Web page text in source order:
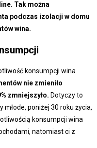
Tak można
podczas izolacji w domu
wina.
konsumpcji wina
nie zmieniło
zmniejszyło. Dotyczy to
poniżej 30 roku życia,
konsumpcji wina
natomiast ci z